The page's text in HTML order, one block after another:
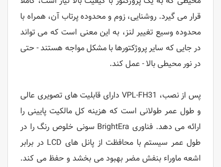
قرار می گیرد. روشنایی، زوم و محدوده پرتاب آن، همراه با
محدوده وسیع تغییر لنز، به این معنی است که می تواند
در جایی که سایر پروژکتورها با مشکل مواجه هستند - حتی
در نور محیطی بالا - عمل کند.
پس از نصب، VPL-FH31 دارای قابلیت های تصویری عالی
و طول عمر طولانی است که هزینه کل مالکیت پایینی را
ارائه می دهد. فناوری BrightEra سونی خلوص رنگ را در
طول عمر سیستم با محافظت از پانل های LCD در برابر
اشعه ماوراء بنفش مضر بهبود می بخشد و حفظ می کند.